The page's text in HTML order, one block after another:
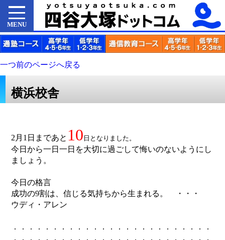
MENU
一つ前のページへ戻る
横浜校舎
2月1日まであと 10 日となりました。
今日から一日一日を大切に過ごして悔いのないようにし
ましょう。
今日の格言
成功の9割は、信じる気持ちから生まれる。 ・・・
ウディ・アレン
．．．．．．．．．．．．．．．．．．．．．．．．．
．．．．．．．．．．．．．．．．．．．．．．．．．